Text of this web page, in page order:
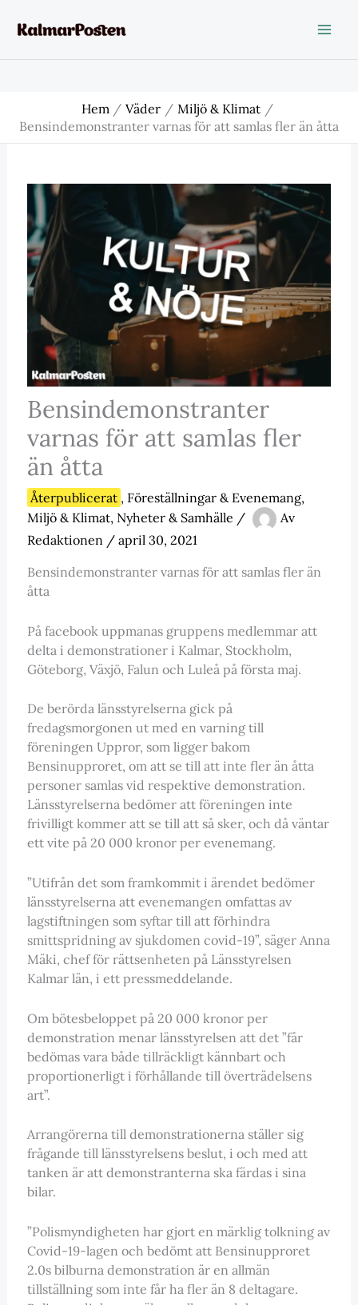
Hem Väder
Miljö & Klimat
Bensindemonstranter varnas för att samlas fler än åtta
Bensindemonstranter
varnas för att samlas fler
än åtta
Återpublicerat , Föreställningar & Evenemang,
Miljö & Klimat, Nyheter & Samhälle /
Av
Redaktionen / april 30, 2021
Bensindemonstranter varnas för att samlas fler än
åtta
På facebook uppmanas gruppens medlemmar att
delta i demonstrationer i Kalmar, Stockholm,
Göteborg, Växjö, Falun och Luleå på första maj.
De berörda länsstyrelserna gick på
fredagsmorgonen ut med en varning till
föreningen Uppror, som ligger bakom
Bensinupproret, om att se till att inte fler än åtta
personer samlas vid respektive demonstration.
Länsstyrelserna bedömer att föreningen inte
frivilligt kommer att se till att så sker, och då väntar
ett vite på 20 000 kronor per evenemang.
”Utifrån det som framkommit i ärendet bedömer
länsstyrelserna att evenemangen omfattas av
lagstiftningen som syftar till att förhindra
smittspridning av sjukdomen covid-19”, säger Anna
Mäki, chef för rättsenheten på Länsstyrelsen
Kalmar län, i ett pressmeddelande.
Om bötesbeloppet på 20 000 kronor per
demonstration menar länsstyrelsen att det ”får
bedömas vara både tillräckligt kännbart och
proportionerligt i förhållande till överträdelsens
art”.
Arrangörerna till demonstrationerna ställer sig
frågande till länsstyrelsens beslut, i och med att
tanken är att demonstranterna ska färdas i sina
bilar.
”Polismyndigheten har gjort en märklig tolkning av
Covid-19-lagen och bedömt att Bensinupproret
2.0s bilburna demonstration är en allmän
tillställning som inte får ha fler än 8 deltagare.